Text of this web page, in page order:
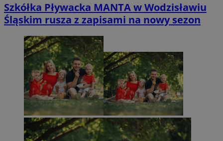
Szkółka Pływacka MANTA w Wodzisławiu
Śląskim rusza z zapisami na nowy sezon